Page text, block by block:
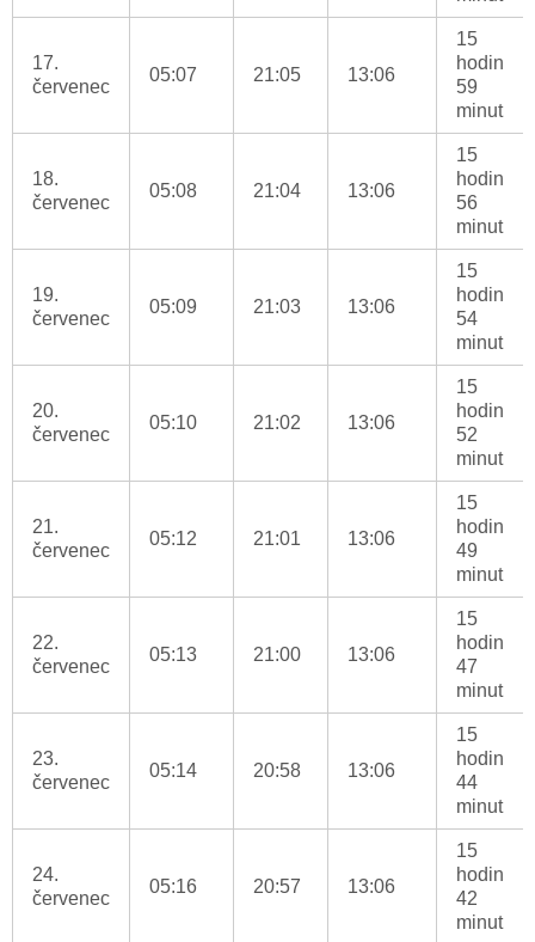
17.
červenec
05:07 21:05 13:06
15
hodin
59
minut
18.
červenec
05:08 21:04 13:06
15
hodin
56
minut
19.
červenec
05:09 21:03 13:06
15
hodin
54
minut
20.
červenec
05:10 21:02 13:06
15
hodin
52
minut
21.
červenec
05:12 21:01 13:06
15
hodin
49
minut
22.
červenec
05:13 21:00 13:06
15
hodin
47
minut
23.
červenec
05:14 20:58 13:06
15
hodin
44
minut
24.
červenec
05:16 20:57 13:06
15
hodin
42
minut